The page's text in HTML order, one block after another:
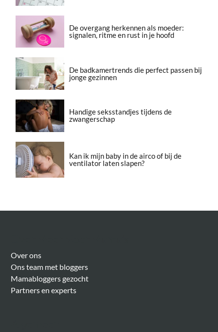
De overgang herkennen als moeder:
signalen, ritme en rust in je hoofd
De badkamertrends die perfect passen bij
jonge gezinnen
Handige seksstandjes tijdens de
zwangerschap
Kan ik mijn baby in de airco of bij de
ventilator laten slapen?
Over ons
Ons team met bloggers
Mamabloggers gezocht
Partners en experts